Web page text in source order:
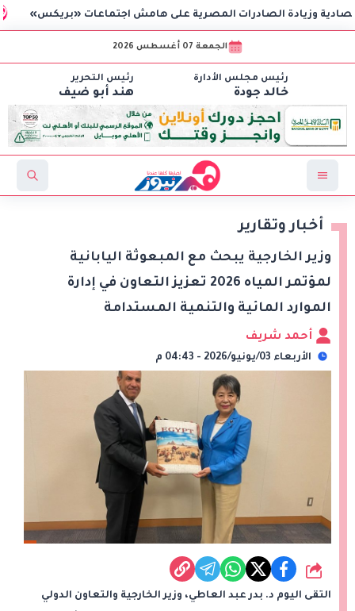
وزير الصادرات المصرية على هامش اجتماعات «بريكس»
الجمعة 07 أغسطس 2026
رئيس مجلس الأدارة
خالد جودة
رئيس التحرير
هند أبو ضيف
أخبار وتقارير
وزير الخارجية يبحث مع المبعوثة اليابانية
لمؤتمر المياه 2026 تعزيز التعاون في إدارة
الموارد المائية والتنمية المستدامة
أحمد شريف
الأربعاء 03/يونيو/2026 - 04:43 م
شارك
التقى اليوم د. بدر عبد العاطي، وزير الخارجية والتعاون الدولي